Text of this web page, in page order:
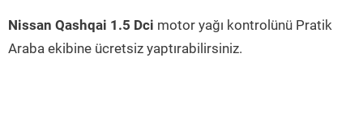
Nissan Qashqai 1.5 Dci motor yağı kontrolünü Pratik
Araba ekibine ücretsiz yaptırabilirsiniz.